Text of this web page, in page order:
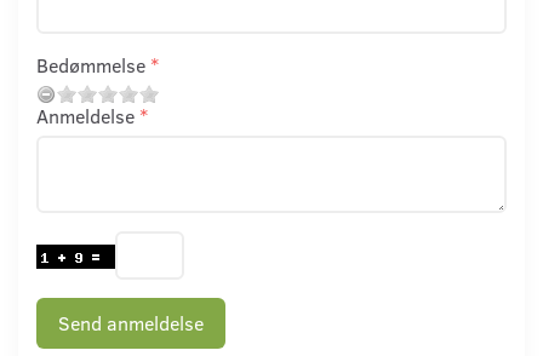
Bedømmelse
Anmeldelse
Send anmeldelse